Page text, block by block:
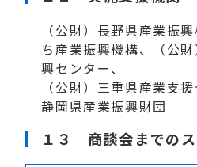
（公財）長野県産業振
ち産業振興機構、（公
興センター、
（公財）三重県産業支
静岡県産業振興財団
１３ 商談会までの